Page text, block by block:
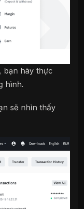
bạn hãy thực
hình.
sẽ nhìn thấy